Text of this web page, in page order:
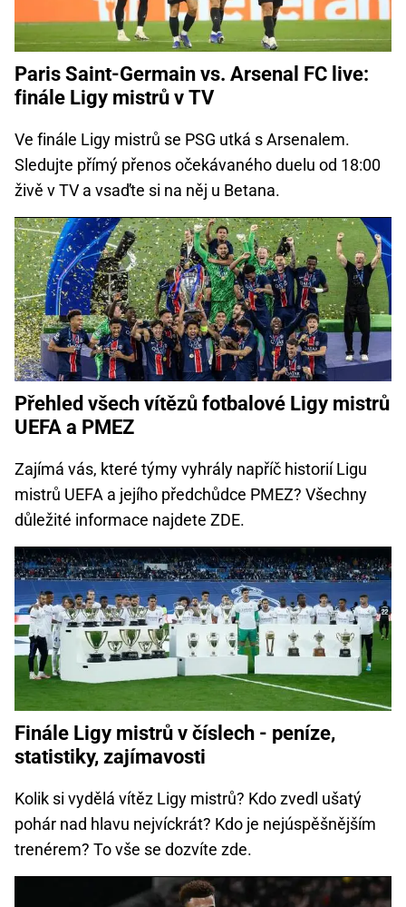
Paris Saint-Germain vs. Arsenal FC live:
finále Ligy mistrů v TV
Ve finále Ligy mistrů se PSG utká s Arsenalem.
Sledujte přímý přenos očekávaného duelu od 18:00
živě v TV a vsaďte si na něj u Betana.
Přehled všech vítězů fotbalové Ligy mistrů
UEFA a PMEZ
Zajímá vás, které týmy vyhrály napříč historií Ligu
mistrů UEFA a jejího předchůdce PMEZ? Všechny
důležité informace najdete ZDE.
Finále Ligy mistrů v číslech - peníze,
statistiky, zajímavosti
Kolik si vydělá vítěz Ligy mistrů? Kdo zvedl ušatý
pohár nad hlavu nejvíckrát? Kdo je nejúspěšnějším
trenérem? To vše se dozvíte zde.